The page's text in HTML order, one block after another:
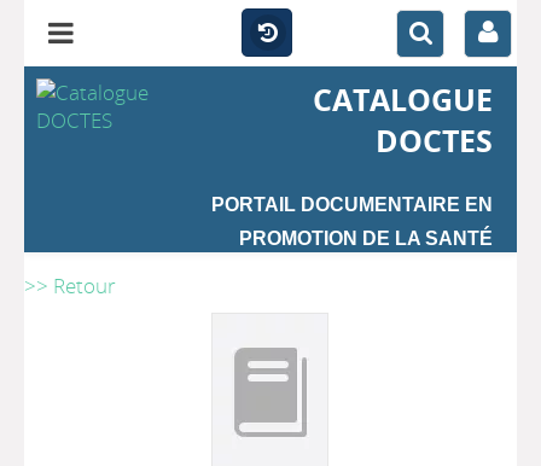
CATALOGUE
DOCTES
PORTAIL DOCUMENTAIRE EN
PROMOTION DE LA SANTÉ
>> Retour